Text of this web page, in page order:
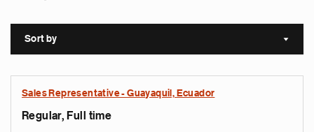
Sort by Sort
Sales Representative - Guayaquil, Ecuador
Regular, Full time